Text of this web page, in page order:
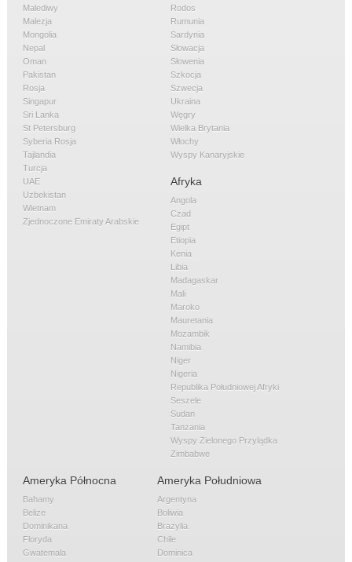
Malediwy
Malezja
Mongolia
Nepal
Oman
Pakistan
Rosja
Singapur
Sri Lanka
St Petersburg
Syberia Rosja
Tajlandia
Turcja
UAE
Uzbekistan
Wietnam
Zjednoczone Emiraty Arabskie
Rodos
Rumunia
Sardynia
Słowacja
Słowenia
Szkocja
Szwecja
Ukraina
Węgry
Wielka Brytania
Włochy
Wyspy Kanaryjskie
Afryka
Angola
Czad
Egipt
Etiopia
Kenia
Libia
Madagaskar
Mali
Maroko
Mauretania
Mozambik
Namibia
Niger
Nigeria
Republika Południowej Afryki
Seszele
Sudan
Tanzania
Wyspy Zielonego Przylądka
Zimbabwe
Ameryka Północna
Bahamy
Belize
Dominikana
Floryda
Gwatemala
Ameryka Południowa
Argentyna
Boliwia
Brazylia
Chile
Dominica